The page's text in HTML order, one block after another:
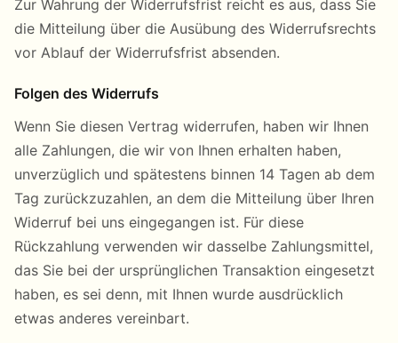
Zur Wahrung der Widerrufsfrist reicht es aus, dass Sie
die Mitteilung über die Ausübung des Widerrufsrechts
vor Ablauf der Widerrufsfrist absenden.
Folgen des Widerrufs
Wenn Sie diesen Vertrag widerrufen, haben wir Ihnen
alle Zahlungen, die wir von Ihnen erhalten haben,
unverzüglich und spätestens binnen 14 Tagen ab dem
Tag zurückzuzahlen, an dem die Mitteilung über Ihren
Widerruf bei uns eingegangen ist. Für diese
Rückzahlung verwenden wir dasselbe Zahlungsmittel,
das Sie bei der ursprünglichen Transaktion eingesetzt
haben, es sei denn, mit Ihnen wurde ausdrücklich
etwas anderes vereinbart.